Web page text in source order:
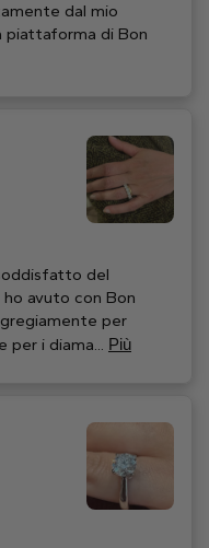
dal mio
piattaforma di Bon
del
avuto con Bon
per
i diama... Più